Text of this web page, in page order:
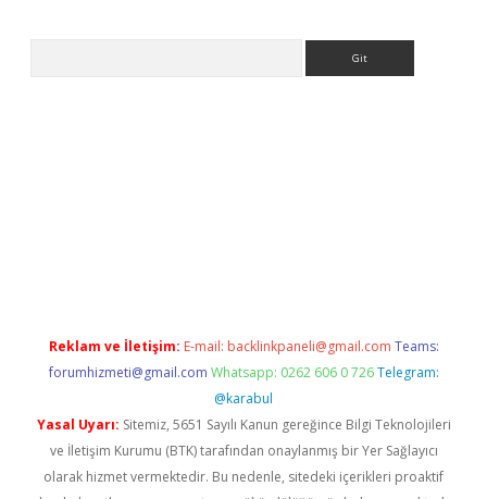
Reklam ve İletişim: E-mail: backlinkpaneli@gmail.com Teams:
forumhizmeti@gmail.com Whatsapp: 0262 606 0 726 Telegram:
@karabul
Yasal Uyarı: Sitemiz, 5651 Sayılı Kanun gereğince Bilgi Teknolojileri
ve İletişim Kurumu (BTK) tarafından onaylanmış bir Yer Sağlayıcı
olarak hizmet vermektedir. Bu nedenle, sitedeki içerikleri proaktif